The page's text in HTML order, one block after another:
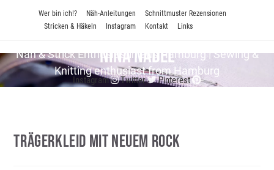
Wer bin ich!? Näh-Anleitungen
Schnittmuster Rezensionen
Stricken & Häkeln
Instagram Kontakt Links
Nina Nadel
Näh & Strick En­thu­si­as­tin aus Hamburg | Sewing &
Knitting enthusiast from Hamburg
Instagram Twitter Pinterest
Trägerkleid Mit Neuem Rock